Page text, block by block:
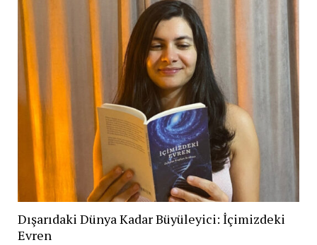
Dışarıdaki Dünya Kadar Büyüleyici: İçimizdeki
Evren